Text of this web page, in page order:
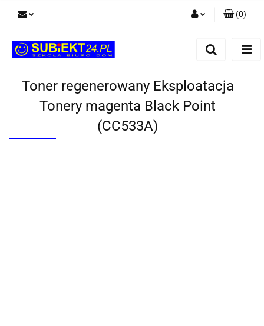
Dodaj zgłoszenie
(0)
Toner regenerowany Eksploatacja
Tonery magenta Black Point
(CC533A)